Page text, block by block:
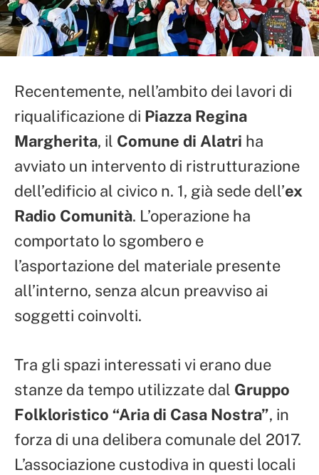
Recentemente, nell’ambito dei lavori di
riqualificazione di Piazza Regina
Margherita, il Comune di Alatri ha
avviato un intervento di ristrutturazione
dell’edificio al civico n. 1, già sede dell’ex
Radio Comunità. L’operazione ha
comportato lo sgombero e
l’asportazione del materiale presente
all’interno, senza alcun preavviso ai
soggetti coinvolti.
Tra gli spazi interessati vi erano due
stanze da tempo utilizzate dal Gruppo
Folkloristico “Aria di Casa Nostra”, in
forza di una delibera comunale del 2017.
L’associazione custodiva in questi locali